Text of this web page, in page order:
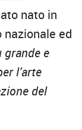
nato in
ed
grande e
l’arte
del